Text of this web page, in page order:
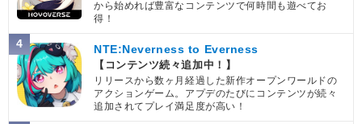
から始めれば豊富なコンテンツで何時間も遊べてお
得！
4 NTE:Neverness to Everness
【コンテンツ続々追加中！】
リリースから数ヶ月経過した新作オープンワールドの
アクションゲーム。アプデのたびにコンテンツが続々
追加されてプレイ満足度が高い！